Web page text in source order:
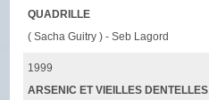
QUADRILLE
( Sacha Guitry ) - Seb Lagord
1999
ARSENIC ET VIEILLES DENTELLES